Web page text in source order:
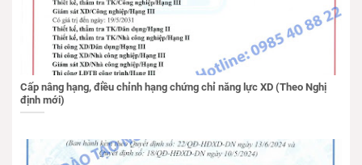
Cấp nâng hạng, điều chỉnh hạng chứng chỉ năng lực XD (Theo Nghị
định mới)